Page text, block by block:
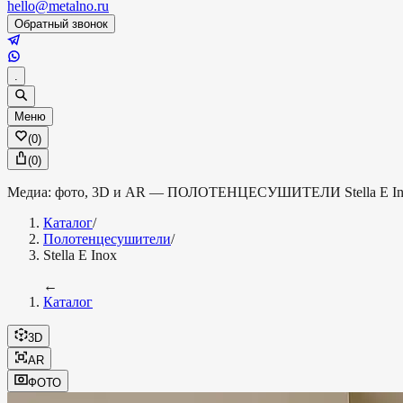
hello@metalno.ru
Обратный звонок
.
Меню
(0)
(0)
Медиа: фото, 3D и AR — ПОЛОТЕНЦЕСУШИТЕЛИ Stella E
Каталог/
Полотенцесушители/
Stella E Inox
←
Каталог
3D
AR
ФОТО